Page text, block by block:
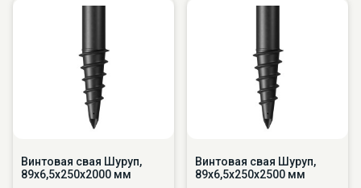
Винтовая свая Шуруп,
89х6,5х250х2000 мм
Винтовая свая Шуруп,
89х6,5х250х2500 мм